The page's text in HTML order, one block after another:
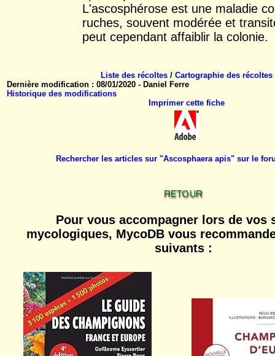
L'ascosphérose est une maladie
ruches, souvent modérée et
peut cependant affaiblir la colonie.
Liste des récoltes /Cartographie des récoltes
Dernière modification : 08/01/2020 - Daniel Ferre
Historique des modifications
Imprimer cette fiche
Rechercher les articles sur "Ascosphaera apis" sur le
Pour vous accompagner lors de vos
mycologiques, MycoDB vous
suivants :